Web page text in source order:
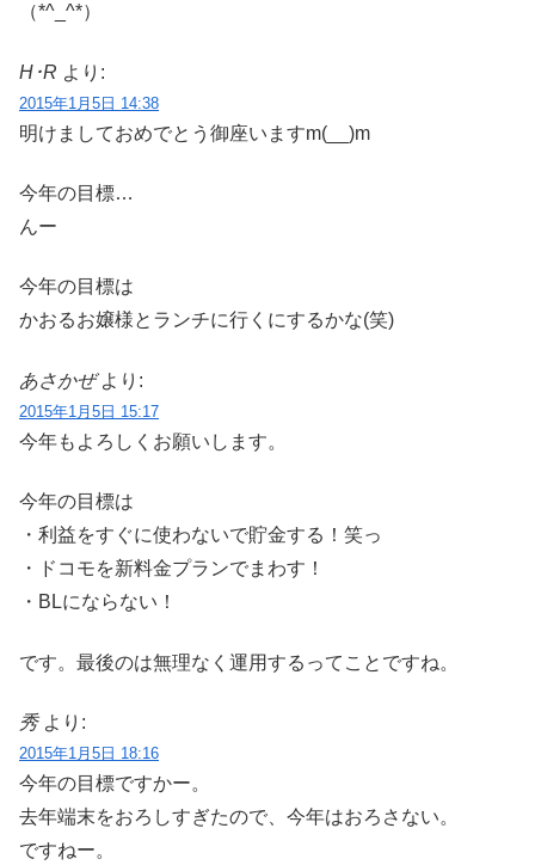
（*^_^*）
H･R より:
2015年1月5日 14:38
明けましておめでとう御座いますm(__)m
今年の目標…
んー
今年の目標は
かおるお嬢様とランチに行くにするかな(笑)
あさかぜ より:
2015年1月5日 15:17
今年もよろしくお願いします。
今年の目標は
・利益をすぐに使わないで貯金する！笑っ
・ドコモを新料金プランでまわす！
・BLにならない！
です。最後のは無理なく運用するってことですね。
秀 より:
2015年1月5日 18:16
今年の目標ですかー。
去年端末をおろしすぎたので、今年はおろさない。
ですねー。